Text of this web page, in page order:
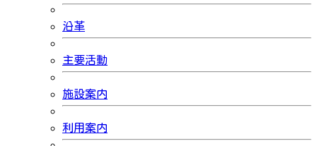
沿革
主要活動
施設案内
利用案内